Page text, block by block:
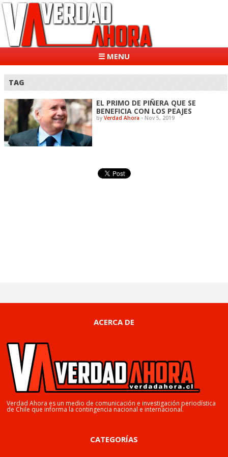
☰ MENU
TAG
EL PRIMO DE PIÑERA QUE SE
BENEFICIA CON LOS PEAJES
byVerdad Ahora - Nov 5, 2019
ACERCA DE
Verdad Ahora es un medio de comunicación e investigación periodística
de Chile que informa la contingencia nacional e internacional.
CATEGORÍAS